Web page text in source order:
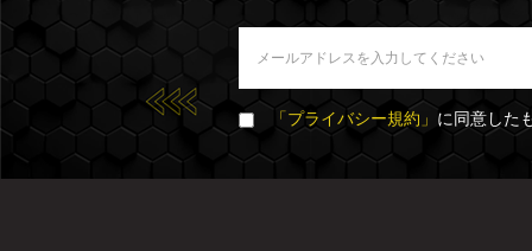
「プライバシー規約」 に同意した